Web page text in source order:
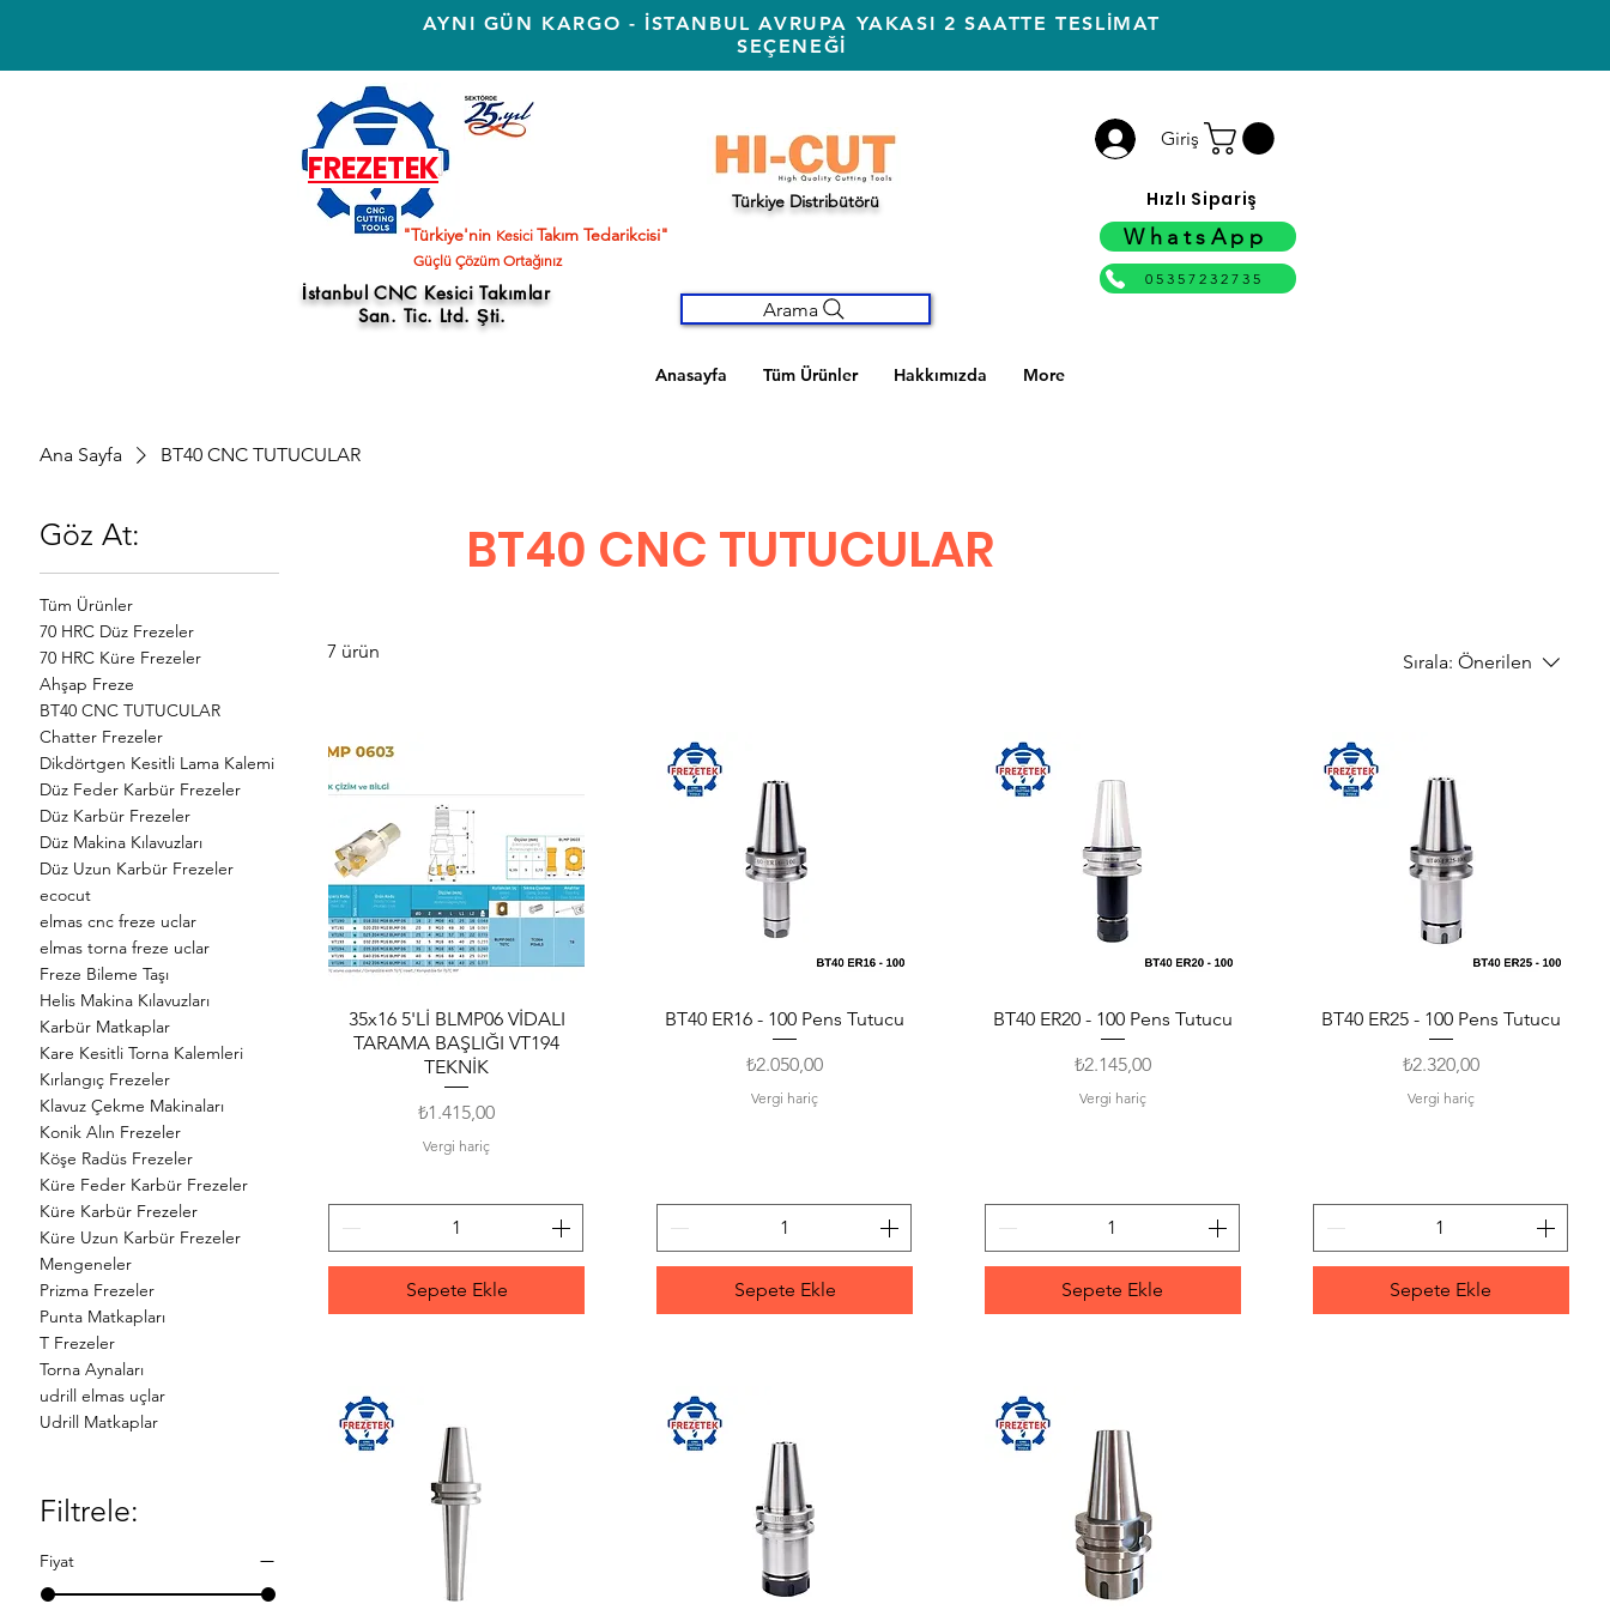
AYNI GÜN KARGO - İSTANBUL AVRUPA YAKASI 2 SAATTE TESLİMAT
SEÇENEĞİ
FREZETEK
"Türkiye'nin Kesici Takım Tedarikcisi"
Türkiye Distribütörü
Güçlü Çözüm Ortağınız
İstanbul CNC Kesici Takımlar
San. Tic. Ltd. Şti.
Arama
Giriş
Hızlı Sipariş
WhatsApp
05357232735
Anasayfa Tüm Ürünler Hakkımızda More
Ana Sayfa BT40 CNC TUTUCULAR
Göz At:
Tüm Ürünler
70 HRC Düz Frezeler
70 HRC Küre Frezeler
Ahşap Freze
BT40 CNC TUTUCULAR
Chatter Frezeler
Dikdörtgen Kesitli Lama Kalemi
Düz Feder Karbür Frezeler
Düz Karbür Frezeler
Düz Makina Kılavuzları
Düz Uzun Karbür Frezeler
ecocut
elmas cnc freze uclar
elmas torna freze uclar
Freze Bileme Taşı
Helis Makina Kılavuzları
Karbür Matkaplar
Kare Kesitli Torna Kalemleri
Kırlangıç Frezeler
Klavuz Çekme Makinaları
Konik Alın Frezeler
Köşe Radüs Frezeler
Küre Feder Karbür Frezeler
Küre Karbür Frezeler
Küre Uzun Karbür Frezeler
Mengeneler
Prizma Frezeler
Punta Matkapları
T Frezeler
Torna Aynaları
udrill elmas uçlar
Udrill Matkaplar
Filtrele:
Fiyat
BT40 CNC TUTUCULAR
7 ürün Sırala: Önerilen
Hızlı Bakış
35x16 5'Lİ BLMP06 VİDALI
TARAMA BAŞLIĞI VT194
TEKNİK
Fiyat
₺1.415,00
Vergi hariç
Sepete Ekle
Hızlı Bakış
BT40 ER16 - 100 Pens Tutucu
Fiyat
₺2.050,00
Vergi hariç
Sepete Ekle
Hızlı Bakış
BT40 ER20 - 100 Pens Tutucu
Fiyat
₺2.145,00
Vergi hariç
Sepete Ekle
Hızlı Bakış
BT40 ER25 - 100 Pens Tutucu
Fiyat
₺2.320,00
Vergi hariç
Sepete Ekle